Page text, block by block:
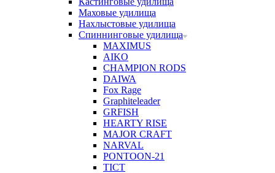
Маховые удилища
Нахлыстовые удилища
Спиннинговые удилища
MAXIMUS
AIKO
CHAMPION RODS
DAIWA
Fox Rage
Graphiteleader
GRFISH
HEARTY RISE
MAJOR CRAFT
NARVAL
PONTOON-21
TICT